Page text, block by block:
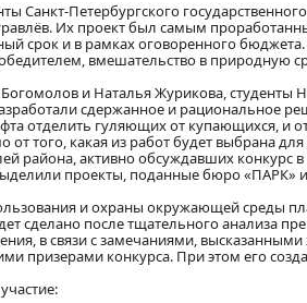
Санкт-Петербургского
Их проект был самым
срок и в рамках оговоренного
вмешательство в природную
и Наталья Журикова, студенты
сдержанное и
отделить гуляющих от купающихся, и
от того, какая из работ будет выбрана
района, активно обсуждавших
проекты, поданные бюро «ПАРК»
и охраны окружающей среды
сделано после тщательного анализа
в связи с замечаниями,
призерами конкурса. При этом его